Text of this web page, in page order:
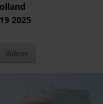
2025
Videos